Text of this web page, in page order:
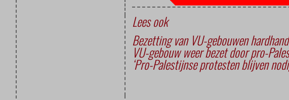
Lees ook
Bezetting van VU-gebouwen
VU-gebouw weer bezet door pro-
‘Pro-Palestijnse protesten blijven